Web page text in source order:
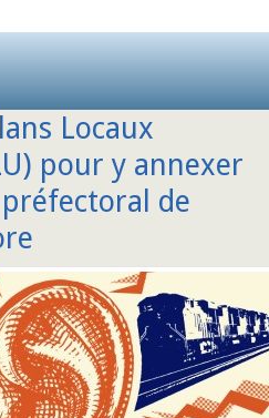
Locaux
pour y annexer
de